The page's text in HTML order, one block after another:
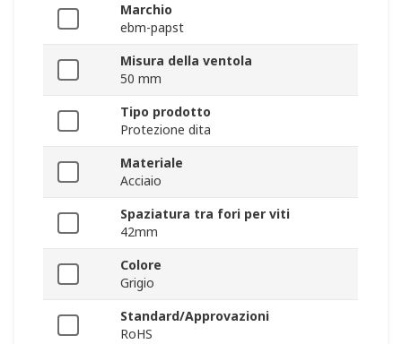
Marchio
ebm-papst
Misura della ventola
50 mm
Tipo prodotto
Protezione dita
Materiale
Acciaio
Spaziatura tra fori per viti
42mm
Colore
Grigio
Standard/Approvazioni
RoHS